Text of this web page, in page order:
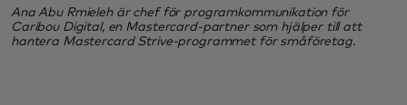
Ana Abu Rmieleh är chef för programkommunikation för
Caribou Digital, en Mastercard-partner som hjälper till att
hantera Mastercard Strive-programmet för småföretag.